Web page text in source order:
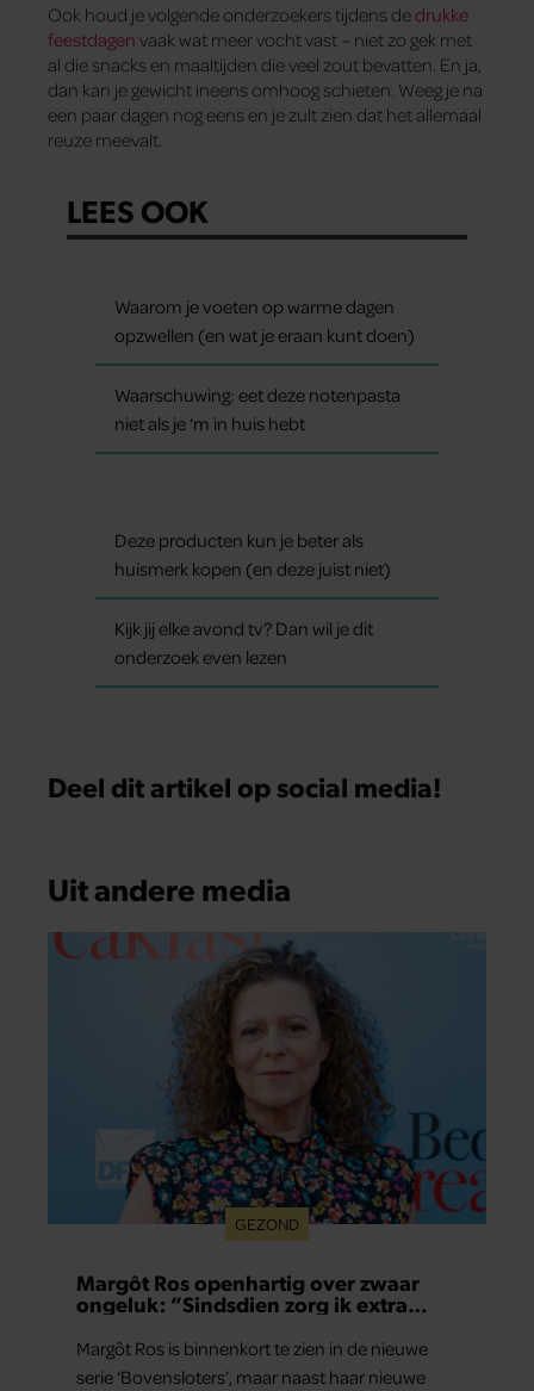
Ook houd je volgende onderzoekers tijdens dedrukke
feestdagen vaak wat meer vocht vast – niet zo gek met
al die snacks en maaltijden die veel zout bevatten. En ja,
dan kan je gewicht ineens omhoog schieten. Weeg je na
een paar dagen nog eens en je zult zien dat het allemaal
reuze meevalt.
LEES OOK
Waarom je voeten op warme dagen
opzwellen (en wat je eraan kunt doen)
Waarschuwing: eet deze notenpasta
niet als je ‘m in huis hebt
Deze producten kun je beter als
huismerk kopen (en deze juist niet)
Kijk jij elke avond tv? Dan wil je dit
onderzoek even lezen
Deel dit artikel op social media!
Uit andere media
GEZOND
Margôt Ros openhartig over zwaar
ongeluk: “Sindsdien zorg ik extra
Margôt Ros is binnenkort te zien in de nieuwe
serie ‘Bovensloters’, maar naast haar nieuwe